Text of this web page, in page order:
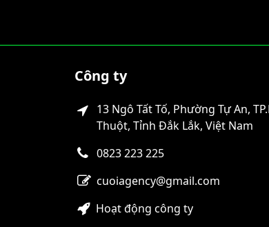
Công ty
13 Ngô Tất Tố, Phường Tự An,
Thuột, Tỉnh Đắk Lắk, Việt Nam
0823 223 225
cuoiagency@gmail.com
Hoạt động công ty